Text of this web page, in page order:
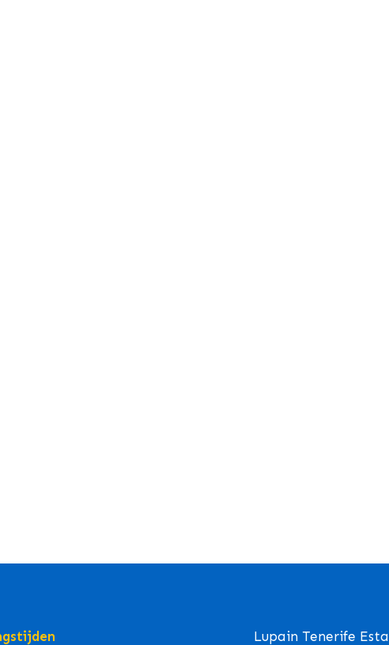
Lupain Tenerife